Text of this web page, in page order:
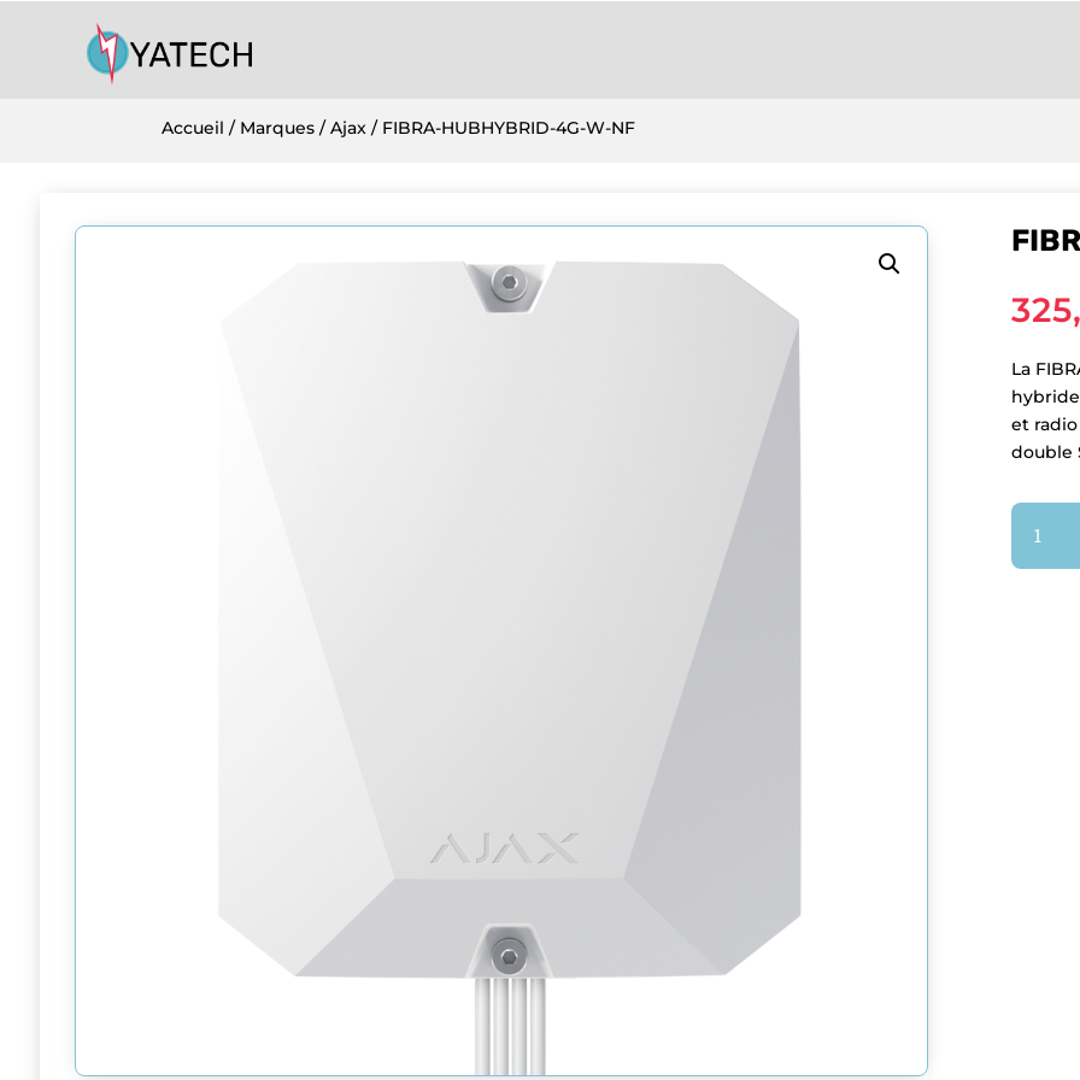
Accueil / Marques /Ajax / FIBRA-HUBHYBRID-4G-W-NF
La
et
double
FIBRA-